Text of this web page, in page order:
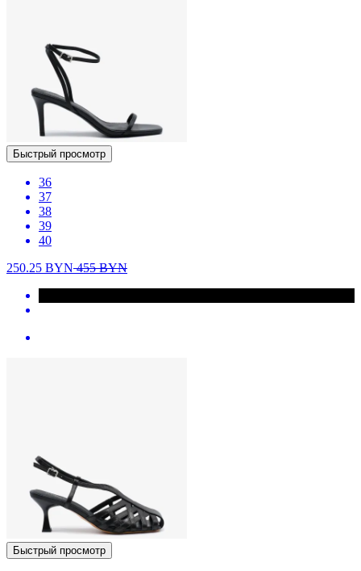
Быстрый просмотр
36
37
38
39
40
250.25 BYN455BYN
Быстрый просмотр